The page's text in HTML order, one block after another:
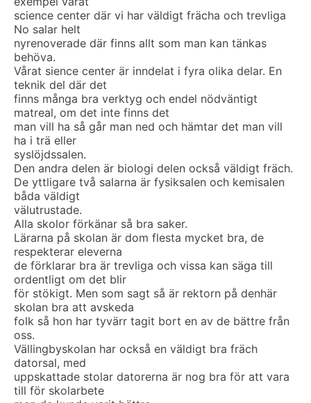
science center där vi har väldigt frächa och trevliga
No salar helt
nyrenoverade där finns allt som man kan tänkas
behöva.
Vårat sience center är inndelat i fyra olika delar. En
teknik del där det
finns många bra verktyg och endel nödväntigt
matreal, om det inte finns det
man vill ha så går man ned och hämtar det man vill
ha i trä eller
syslöjdssalen.
Den andra delen är biologi delen också väldigt fräch.
De yttligare två salarna är fysiksalen och kemisalen
båda väldigt
välutrustade.
Alla skolor förkänar så bra saker.
Lärarna på skolan är dom flesta mycket bra, de
respekterar eleverna
de förklarar bra är trevliga och vissa kan säga till
ordentligt om det blir
för stökigt. Men som sagt så är rektorn på denhär
skolan bra att avskeda
folk så hon har tyvärr tagit bort en av de bättre från
oss.
Vällingbyskolan har också en väldigt bra fräch
datorsal, med
uppskattade stolar datorerna är nog bra för att vara
till för skolarbete